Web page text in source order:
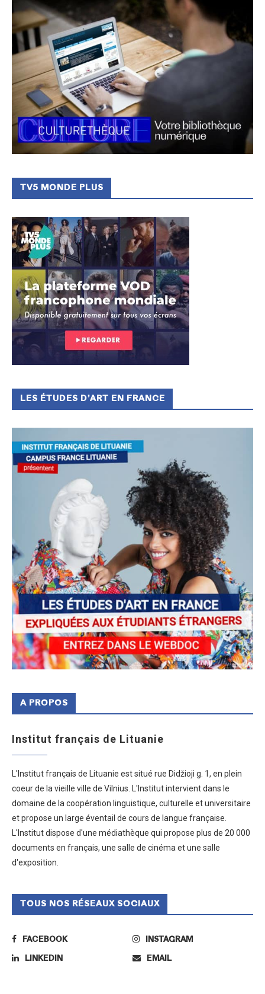
TV5 MONDE PLUS
LES ÉTUDES D’ART EN FRANCE
A PROPOS
Institut français de Lituanie
L'Institut français de Lituanie est situé rue Didžioji g. 1, en plein
coeur de la vieille ville de Vilnius. L'Institut intervient dans le
domaine de la coopération linguistique, culturelle et universitaire
et propose un large éventail de cours de langue française.
L'Institut dispose d'une médiathèque qui propose plus de 20 000
documents en français, une salle de cinéma et une salle
d'exposition.
TOUS NOS RÉSEAUX SOCIAUX
FACEBOOK INSTAGRAM
LINKEDIN EMAIL